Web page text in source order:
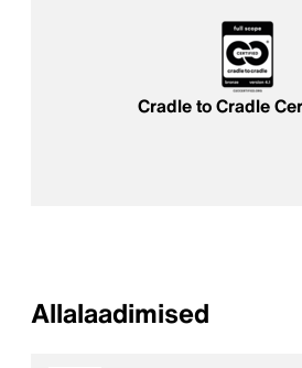
Cradle to Cradle
Allalaadimised